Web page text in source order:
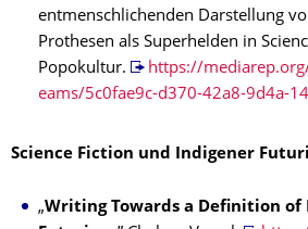
entmenschlichenden Darstellung
Prothesen als Superhelden in
Popokultur.
https://
eams/5c0fae9c-d370-42a8-9d4a-
Science Fiction und Indigener
„Writing Towards a Definition of